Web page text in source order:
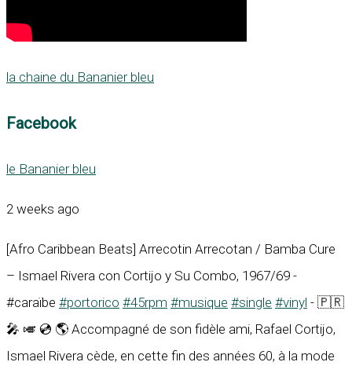
la chaine du Bananier bleu
Facebook
le Bananier bleu
2 weeks ago
[Afro Caribbean Beats] Arrecotin Arrecotan / Bamba Cure
– Ismael Rivera con Cortijo y Su Combo, 1967/69 -
#caraïbe #portorico #45rpm #musique #single #vinyl - 🇵🇷
🎤 🎺 💿 🌎 Accompagné de son fidèle ami, Rafael Cortijo,
Ismael Rivera cède, en cette fin des années 60, à la mode